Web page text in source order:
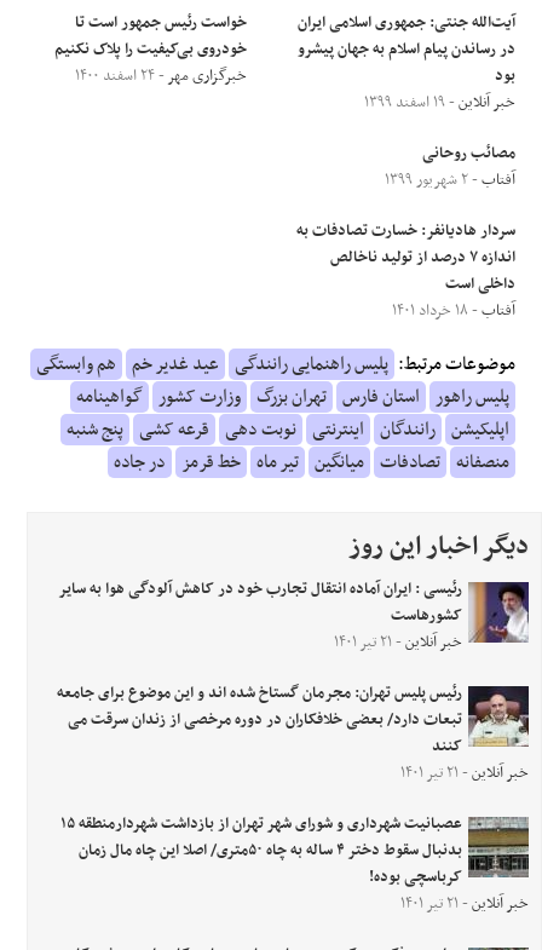
آیت‌الله جنتی: جمهوری اسلامی ایران
در رساندن پیام اسلام به جهان پیشرو
بود
خبر آنلاین- ۱۹ اسفند ۱۳۹۹
مصائب روحانی
آفتاب- ۲ شهریور ۱۳۹۹
سردار هادیانفر: خسارت تصادفات به
اندازه ۷ درصد از تولید ناخالص
داخلی است
آفتاب- ۱۸ خرداد ۱۴۰۱
خواست رئیس جمهور است تا
خودروی بی‌کیفیت را پلاک نکنیم
خبرگزاری مهر- ۲۴ اسفند ۱۴۰۰
موضوعات مرتبط: پلیس راهنمایی رانندگی عید غدیر خم هم وابستگی
پلیس راهور استان فارس تهران بزرگ وزارت کشور گواهینامه
اپلیکیشن رانندگان اینترنتی نوبت دهی قرعه کشی پنج شنبه
منصفانه تصادفات میانگین تیر ماه خط قرمز در جاده
دیگر اخبار این روز
رئیسی : ایران آماده انتقال تجارب خود در کاهش آلودگی هوا به سایر
کشورهاست
خبر آنلاین- ۲۱ تیر ۱۴۰۱
رئیس پلیس تهران: مجرمان گستاخ شده اند و این موضوع برای جامعه
تبعات دارد/ بعضی خلافکاران در دوره مرخصی از زندان سرقت می
کنند
خبر آنلاین- ۲۱ تیر ۱۴۰۱
عصبانیت شهرداری و شورای شهر تهران از بازداشت شهردارمنطقه ۱۵
بدنبال سقوط دختر ۴ ساله به چاه ۵۰متری/ اصلا این چاه مال زمان
کرباسچی بوده!
خبر آنلاین- ۲۱ تیر ۱۴۰۱